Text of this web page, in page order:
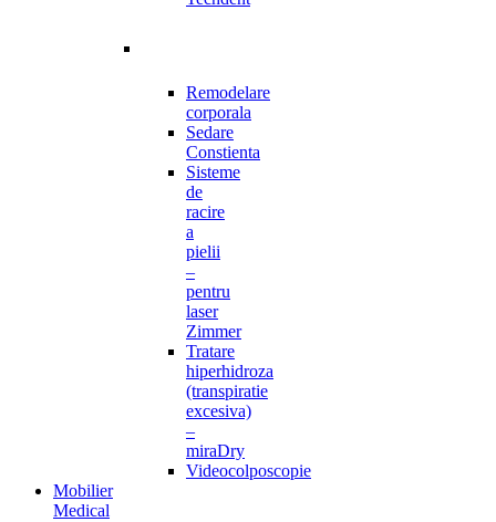
Remodelare
corporala
Sedare
Constienta
Sisteme
de
racire
a
pielii
–
pentru
laser
Zimmer
Tratare
hiperhidroza
(transpiratie
excesiva)
–
miraDry
Videocolposcopie
Mobilier
Medical